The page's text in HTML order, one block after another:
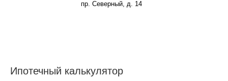
пр. Северный, д. 14
Ипотечный калькулятор